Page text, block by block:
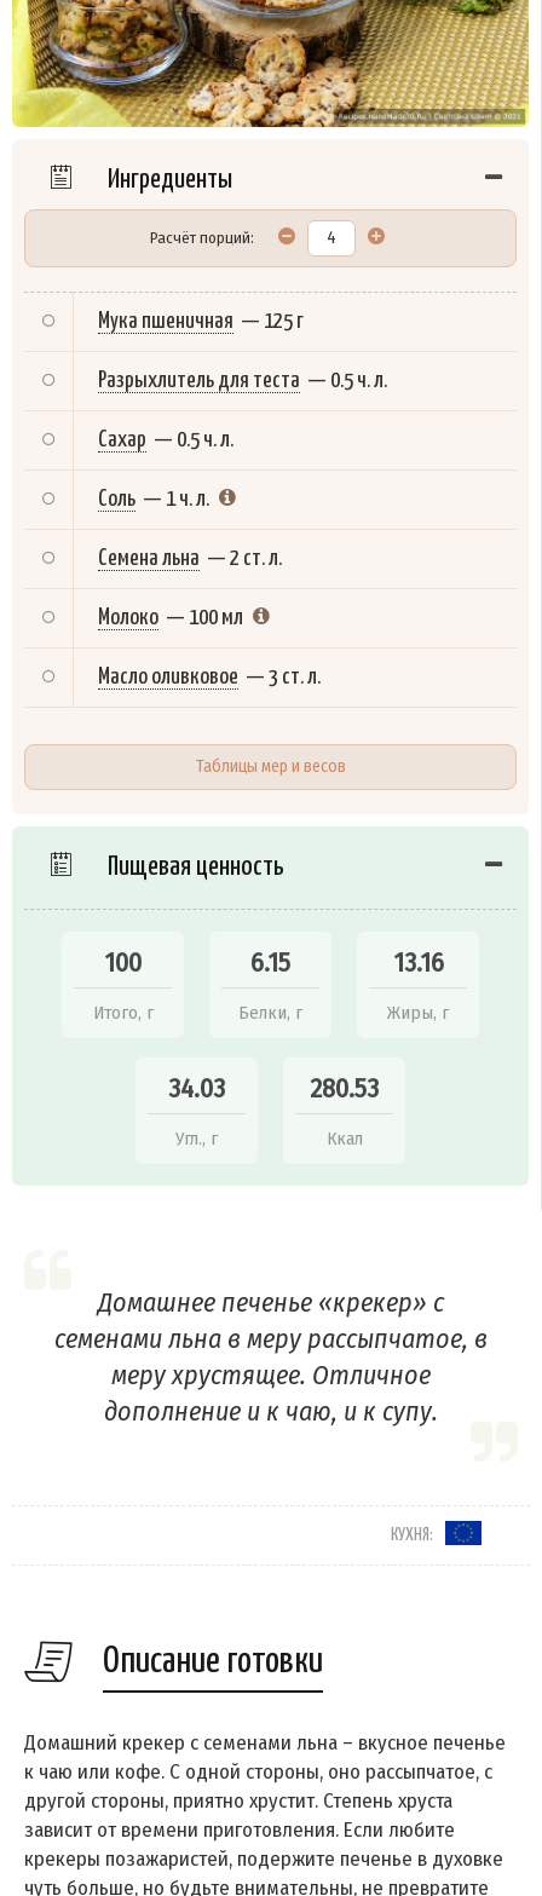
Ингредиенты
Расчёт порций:
Мука пшеничная — 125 г
Разрыхлитель для теста — 0.5 ч. л.
Сахар — 0.5 ч. л.
Соль — 1 ч. л.
Семена льна — 2 ст. л.
Молоко — 100 мл
Масло оливковое — 3 ст. л.
Таблицы мер и весов
Пищевая ценность
100
Итого, г
6.15
Белки, г
13.16
Жиры, г
34.03
Угл., г
280.53
Ккал
Домашнее печенье «крекер» с
семенами льна в меру рассыпчатое, в
меру хрустящее. Отличное
дополнение и к чаю, и к супу.
КУХНЯ:
Описание готовки
Домашний крекер с семенами льна – вкусное печенье
к чаю или кофе. С одной стороны, оно рассыпчатое, с
другой стороны, приятно хрустит. Степень хруста
зависит от времени приготовления. Если любите
крекеры позажаристей, подержите печенье в духовке
чуть больше, но будьте внимательны, не превратите